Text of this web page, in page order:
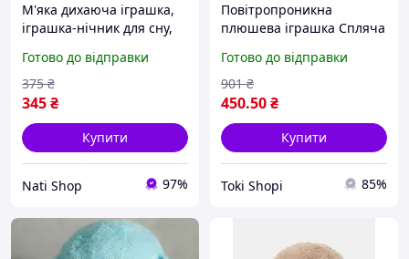
М'яка дихаюча іграшка,
іграшка-нічник для сну,
Ведмедик для сну м'яка
іграшка, дихаючий
животик
Готово до відправки
345₴
375 ₴
Купити
Nati Shop 97%
Повітропроникна
плюшева іграшка Спляча
Музична та
повітропроникна м'яка
іграшка Toki Shopi
Готово до відправки
450.50₴
901 ₴
Купити
Tokі Shopі 85%